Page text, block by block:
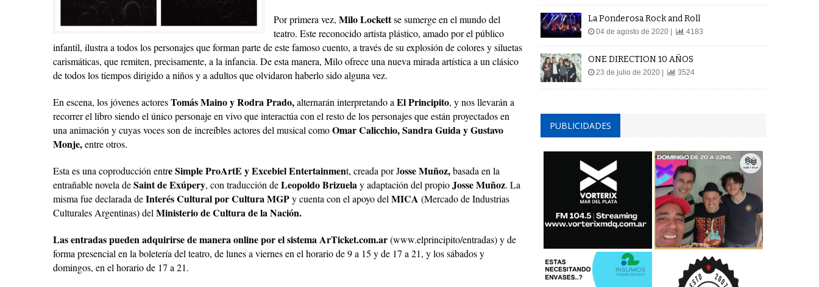
Por primera vez, Milo Lockettse sumerge en el mundo del
teatro. Este reconocido artista plástico, amado por el público
infantil, ilustra a todos los personajes que forman parte de este famoso cuento, a través de su explosión de colores y siluetas
carismáticas, que remiten, precisamente, a la infancia. De esta manera, Milo ofrece una nueva mirada artística a un clásico
de todos los tiempos dirigido a niños y a adultos que olvidaron haberlo sido alguna vez.
En escena, los jóvenes actoresTomás Maino y Rodra Prado,alternarán interpretando aEl Principito, y nos llevarán a
recorrer el libro siendo el único personaje en vivo que interactúa con el resto de los personajes que están proyectados en
una animación y cuyas voces son de increíbles actores del musical comoOmar Calicchio, Sandra Guida y Gustavo
Monje,entre otros.
Esta es una coproducción entre Simple ProArtE y Excebiel Entertainment, creada por Josse Muñoz,basada en la
entrañable novela deSaint de Exúpery, con traducción deLeopoldo Brizuelay adaptación del propioJosse Muñoz. La
misma fue declarada deInterés Cultural por Cultura MGPy cuenta con el apoyo delMICA (Mercado de Industrias
Culturales Argentinas) delMinisterio de Cultura de la Nación.
Las entradas pueden adquirirse de manera online por el sistema ArTicket.com.ar(www.elprincipito/entradas) y de
forma presencial en la boletería del teatro, de lunes a viernes en el horario de 9 a 15 y de 17 a 21, y los sábados y
domingos, en el horario de 17 a 21.
La Ponderosa Rock and Roll
04 de agosto de 2020 | 4183
ONE DIRECTION 10 AÑOS
23 de julio de 2020 | 3524
PUBLICIDADES